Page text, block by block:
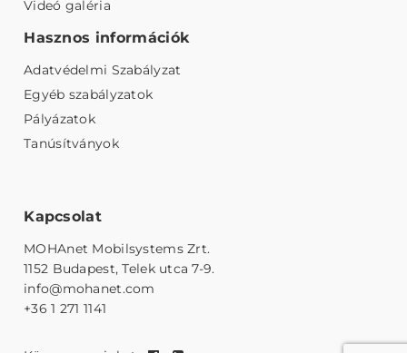
Videó galéria
Hasznos információk
Adatvédelmi Szabályzat
Egyéb szabályzatok
Pályázatok
Tanúsítványok
Kapcsolat
MOHAnet Mobilsystems Zrt.
1152 Budapest, Telek utca 7-9.
info@mohanet.com
+36 1 271 1141